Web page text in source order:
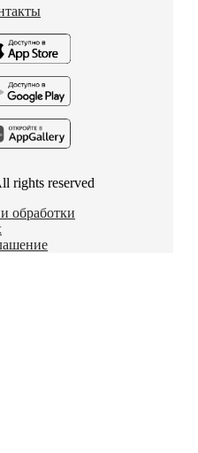
rights reserved
обработки